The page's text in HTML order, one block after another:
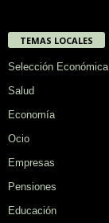
TEMAS LOCALES
Selección Económica
Salud
Economía
Ocio
Empresas
Pensiones
Educación